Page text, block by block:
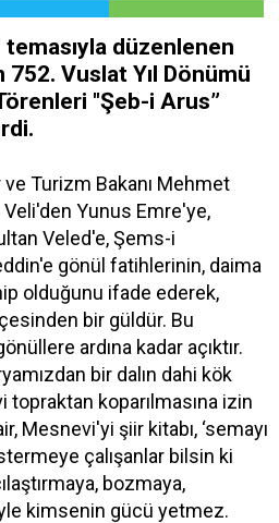
temasıyla düzenlenen
752. Vuslat Yıl Dönümü
"Şeb-i Arus”
Turizm Bakanı Mehmet
Veli'den Yunus Emre'ye,
Veled'e, Şems-i
gönül fatihlerinin, daima
olduğunu ifade ederek,
bir güldür. Bu
ardına kadar açıktır.
bir dalın dahi kök
topraktan koparılmasına izin
Mesnevi'yi şiir kitabı, ‘semayı
çalışanlar bilsin ki
bozmaya,
kimsenin gücü yetmez.